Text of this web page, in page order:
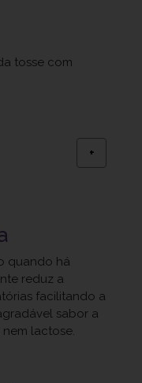
tosse com
+
quando há
reduz a
facilitando a
sabor a
lactose.